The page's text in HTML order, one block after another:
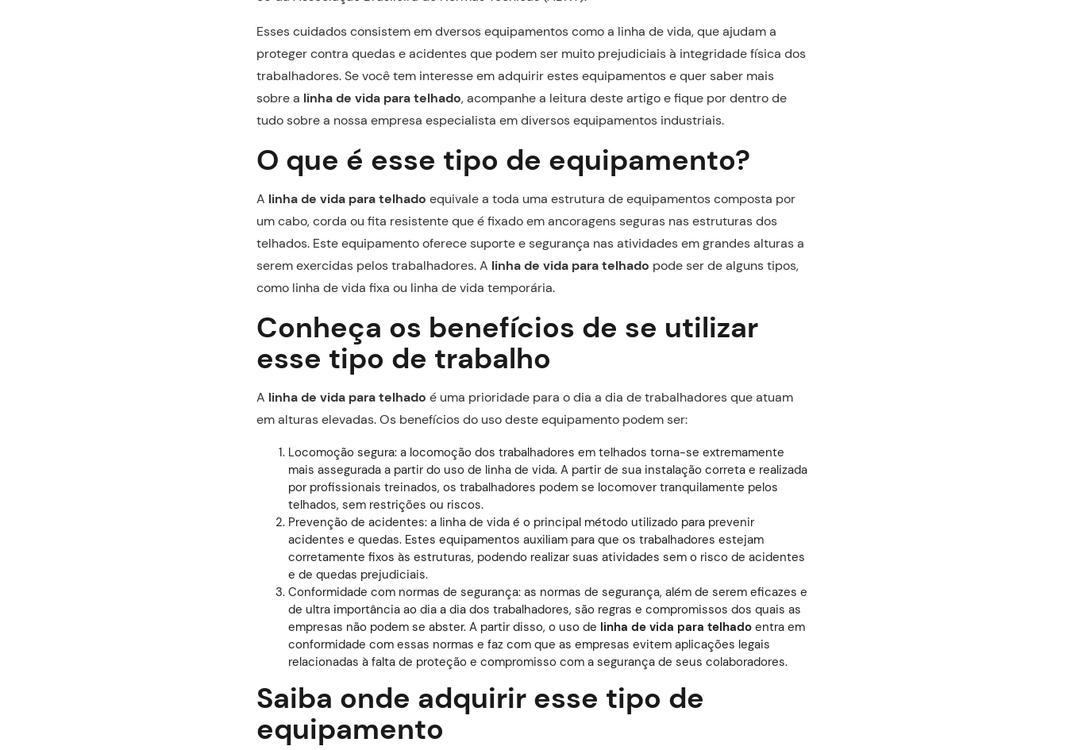
Esses cuidados consistem em dversos equipamentos como a linha de vida, que ajudam a
proteger contra quedas e acidentes que podem ser muito prejudiciais à integridade física dos
trabalhadores. Se você tem interesse em adquirir estes equipamentos e quer saber mais
sobre a linha de vida para telhado, acompanhe a leitura deste artigo e fique por dentro de
tudo sobre a nossa empresa especialista em diversos equipamentos industriais.
O que é esse tipo de equipamento?
A linha de vida para telhado equivale a toda uma estrutura de equipamentos composta por
um cabo, corda ou fita resistente que é fixado em ancoragens seguras nas estruturas dos
telhados. Este equipamento oferece suporte e segurança nas atividades em grandes alturas a
serem exercidas pelos trabalhadores. A linha de vida para telhado pode ser de alguns tipos,
como linha de vida fixa ou linha de vida temporária.
Conheça os benefícios de se utilizar
esse tipo de trabalho
A linha de vida para telhado é uma prioridade para o dia a dia de trabalhadores que atuam
em alturas elevadas. Os benefícios do uso deste equipamento podem ser:
Locomoção segura: a locomoção dos trabalhadores em telhados torna-se extremamente
mais assegurada a partir do uso de linha de vida. A partir de sua instalação correta e realizada
por profissionais treinados, os trabalhadores podem se locomover tranquilamente pelos
telhados, sem restrições ou riscos.
Prevenção de acidentes: a linha de vida é o principal método utilizado para prevenir
acidentes e quedas. Estes equipamentos auxiliam para que os trabalhadores estejam
corretamente fixos às estruturas, podendo realizar suas atividades sem o risco de acidentes
e de quedas prejudiciais.
Conformidade com normas de segurança: as normas de segurança, além de serem eficazes e
de ultra importância ao dia a dia dos trabalhadores, são regras e compromissos dos quais as
empresas não podem se abster. A partir disso, o uso de linha de vida para telhado entra em
conformidade com essas normas e faz com que as empresas evitem aplicações legais
relacionadas à falta de proteção e compromisso com a segurança de seus colaboradores.
Saiba onde adquirir esse tipo de
equipamento